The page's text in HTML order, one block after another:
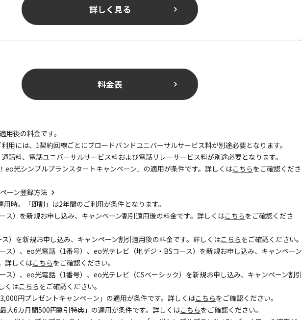
詳しく見る
料金表
後の料金です。
用には、1契約回線ごとにブロードバンドユニバーサルサービス料が別途必要となります。
話料、電話ユニバーサルサービス料および電話リレーサービス料が別途必要となります。
光シンプルプランスタートキャンペーン」の適用が条件です。詳しくはこちらをご確認くださ
ーン登録方法
用時。「即割」は2年間のご利用が条件となります。
）を新規お申し込み、キャンペーン割引適用後の料金です。詳しくはこちらをご確認くださ
）を新規お申し込み、キャンペーン割引適用後の料金です。詳しくはこちらをご確認ください。
）、eo光電話（1番号）、eo光テレビ（地デジ・BSコース）を新規お申し込み、キャンペーン
詳しくはこちらをご確認ください。
）、eo光電話（1番号）、eo光テレビ（CSベーシック）を新規お申し込み、キャンペーン割引
くはこちらをご確認ください。
円プレゼントキャンペーン」の適用が条件です。詳しくはこちらをご確認ください。
大6カ月間500円割引特典」の適用が条件です。詳しくはこちらをご確認ください。